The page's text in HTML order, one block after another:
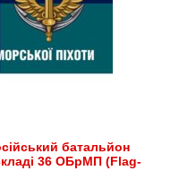
батальйон
36 ОБрМП (Flag-